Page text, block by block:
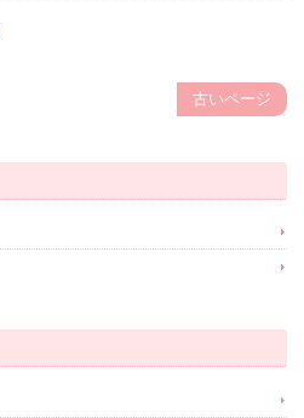
古いページ